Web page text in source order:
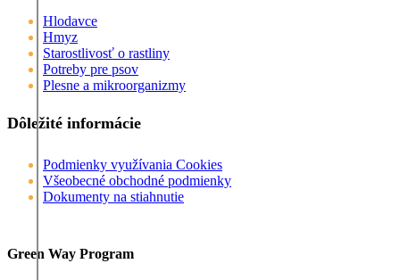
Hlodavce
Hmyz
Starostlivosť o rastliny
Potreby pre psov
Plesne a mikroorganizmy
Dôležité informácie
Podmienky využívania Cookies
Všeobecné obchodné podmienky
Dokumenty na stiahnutie
Green Way Program